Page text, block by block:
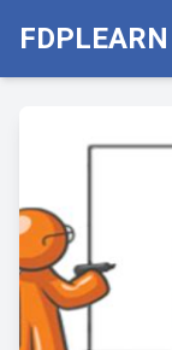
FDPLEARN